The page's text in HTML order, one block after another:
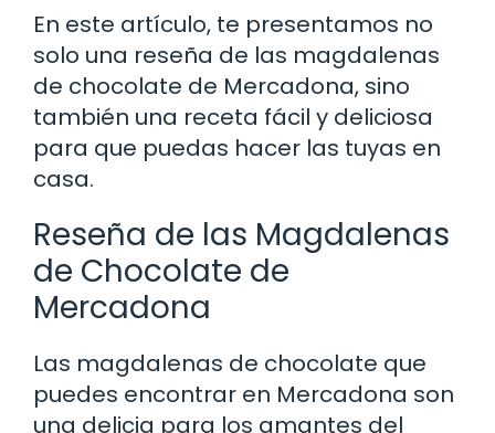
En este artículo, te presentamos no
solo una reseña de las magdalenas
de chocolate de Mercadona, sino
también una receta fácil y deliciosa
para que puedas hacer las tuyas en
casa.
Reseña de las Magdalenas
de Chocolate de
Mercadona
Las magdalenas de chocolate que
puedes encontrar en Mercadona son
una delicia para los amantes del